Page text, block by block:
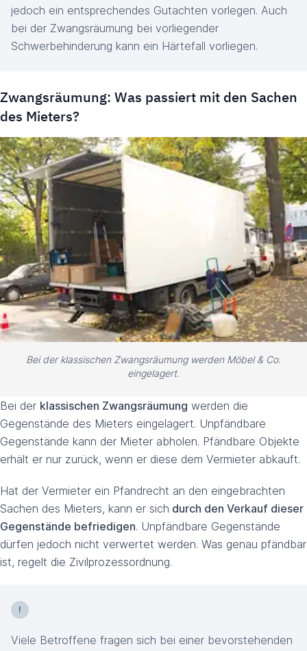
jedoch ein entsprechendes Gutachten vorlegen. Auch
bei der Zwangsräumung bei vorliegender
Schwerbehinderung kann ein Härtefall vorliegen.
Zwangsräumung: Was passiert mit den Sachen
des Mieters?
Bei der klassischen Zwangsräumung werden Möbel & Co.
eingelagert.
Bei der klassischen Zwangsräumung werden die
Gegenstände des Mieters eingelagert. Unpfändbare
Gegenstände kann der Mieter abholen. Pfändbare Objekte
erhält er nur zurück, wenn er diese dem Vermieter abkauft.
Hat der Vermieter ein Pfandrecht an den eingebrachten
Sachen des Mieters, kann er sich durch den Verkauf dieser
Gegenstände befriedigen. Unpfändbare Gegenstände
dürfen jedoch nicht verwertet werden. Was genau pfändbar
ist, regelt die Zivilprozessordnung.
Viele Betroffene fragen sich bei einer bevorstehenden